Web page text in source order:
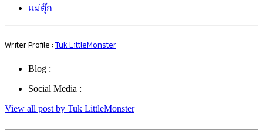
แม่ตุ๊ก
Writer Profile : Tuk LittleMonster
Blog :
Social Media :
View all post by Tuk LittleMonster